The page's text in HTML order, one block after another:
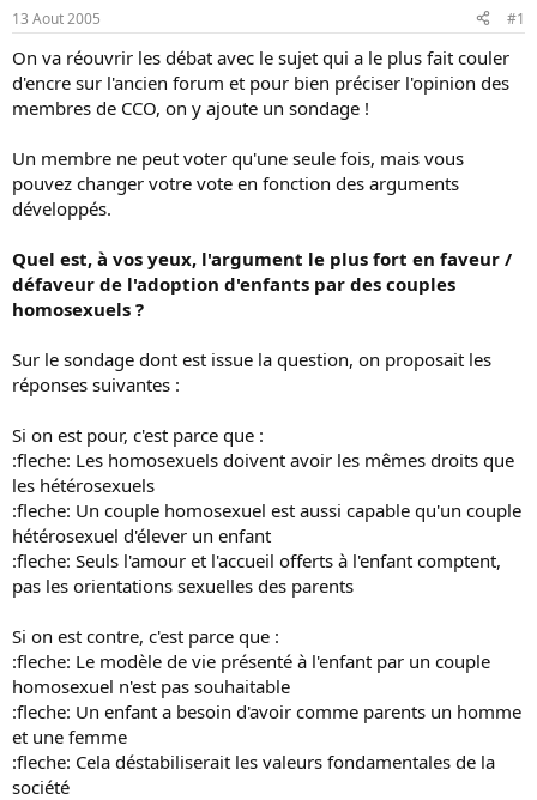
13 Aout 2005 #1
On va réouvrir les débat avec le sujet qui a le plus fait couler
d'encre sur l'ancien forum et pour bien préciser l'opinion des
membres de CCO, on y ajoute un sondage !
Un membre ne peut voter qu'une seule fois, mais vous
pouvez changer votre vote en fonction des arguments
développés.
Quel est, à vos yeux, l'argument le plus fort en faveur /
défaveur de l'adoption d'enfants par des couples
homosexuels ?
Sur le sondage dont est issue la question, on proposait les
réponses suivantes :
Si on est pour, c'est parce que :
:fleche: Les homosexuels doivent avoir les mêmes droits que
les hétérosexuels
:fleche: Un couple homosexuel est aussi capable qu'un couple
hétérosexuel d'élever un enfant
:fleche: Seuls l'amour et l'accueil offerts à l'enfant comptent,
pas les orientations sexuelles des parents
Si on est contre, c'est parce que :
:fleche: Le modèle de vie présenté à l'enfant par un couple
homosexuel n'est pas souhaitable
:fleche: Un enfant a besoin d'avoir comme parents un homme
et une femme
:fleche: Cela déstabiliserait les valeurs fondamentales de la
société